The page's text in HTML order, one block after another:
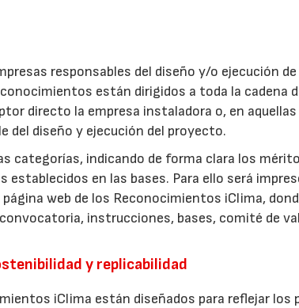
responsables del diseño y/o ejecución
están dirigidos a toda la cadena
directo la empresa instaladora o, en
del diseño y ejecución del proyecto.
categorías, indicando de forma clara los
en las bases. Para ello será
página web de los Reconocimientos iClima,
instrucciones, bases, comité de
y replicabilidad
iClima están diseñados para reflejar los